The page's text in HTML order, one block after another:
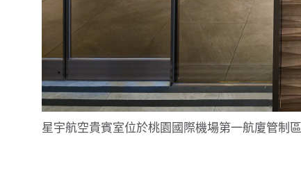
星宇航空貴賓室位於桃園國際機場第一航廈管制